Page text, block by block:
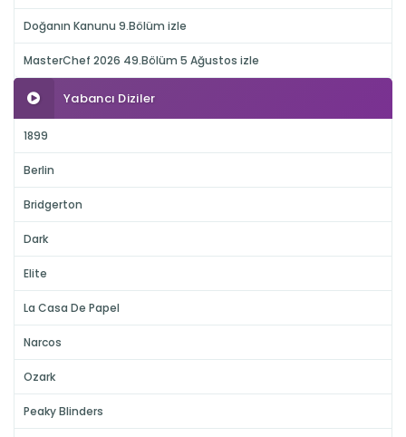
Doğanın Kanunu 9.Bölüm izle
MasterChef 2026 49.Bölüm 5 Ağustos izle
Yabancı Diziler
1899
Berlin
Bridgerton
Dark
Elite
La Casa De Papel
Narcos
Ozark
Peaky Blinders